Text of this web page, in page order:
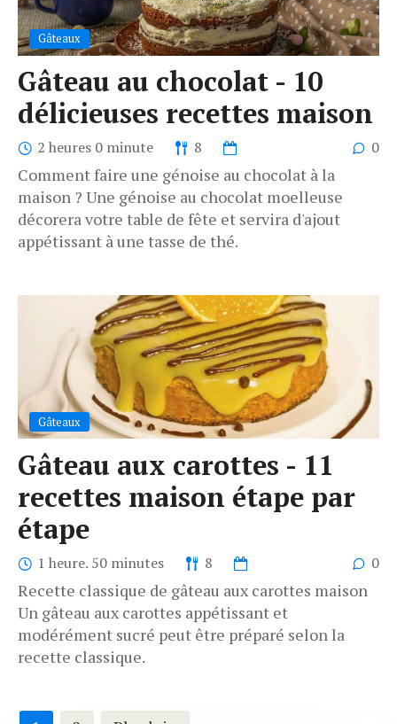
Gâteaux
Gâteau au chocolat - 10
délicieuses recettes maison
2 heures 0 minute 8 0
Comment faire une génoise au chocolat à la
maison ? Une génoise au chocolat moelleuse
décorera votre table de fête et servira d'ajout
appétissant à une tasse de thé.
Gâteaux
Gâteau aux carottes - 11
recettes maison étape par
étape
1 heure. 50 minutes 8 0
Recette classique de gâteau aux carottes maison
Un gâteau aux carottes appétissant et
modérément sucré peut être préparé selon la
recette classique.